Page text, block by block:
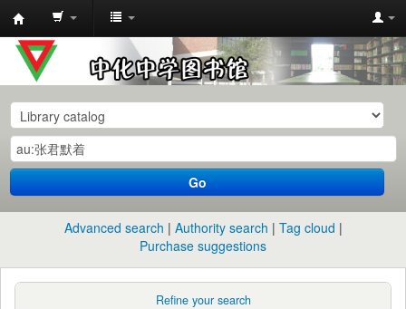
中
化
中
学
图
书
馆
目
Go
Advanced search Authority search
Tag cloud
Purchase suggestions
Refine your search